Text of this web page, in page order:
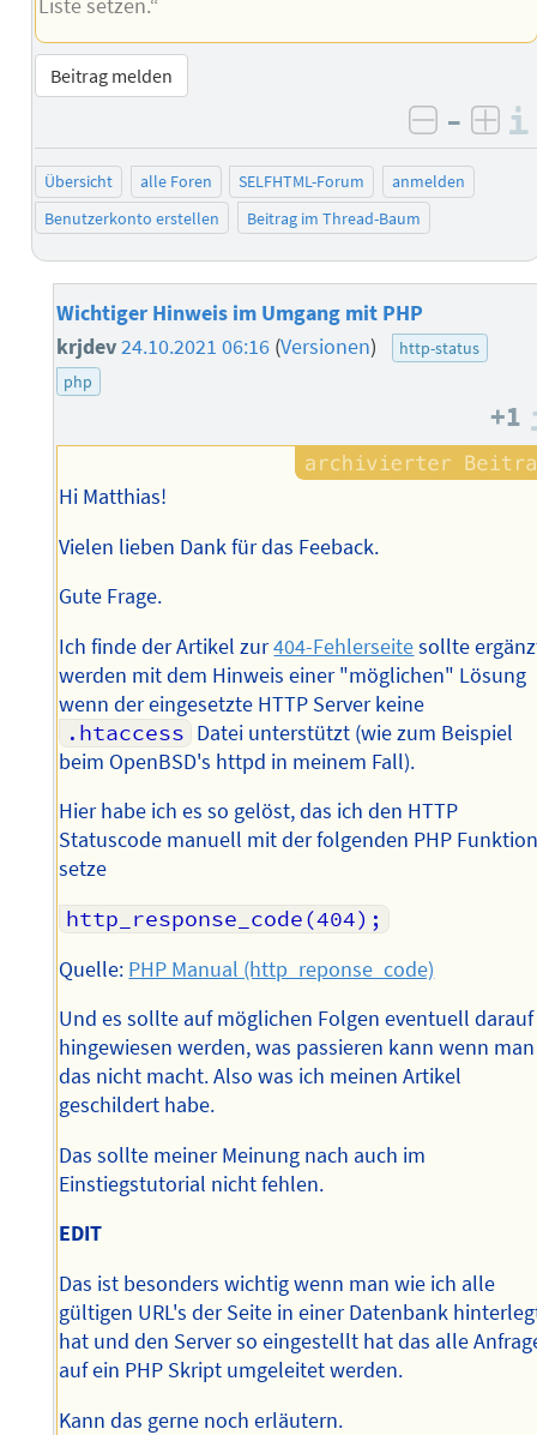
Liste setzen.“
Beitrag melden
negativ
–
Übersicht alle Foren SELFHTML-Forum
anmelden
Benutzerkonto erstellen
Beitrag im Thread-Baum
Wichtiger Hinweis im Umgang mit PHP
krjdev24.10.2021 06:16 (Versionen)
http-status
php
+1
Hi Matthias!
Vielen lieben Dank für das Feeback.
Gute Frage.
Ich finde der Artikel zur404-Fehlerseitesollte
werden mit dem Hinweis einer "möglichen" Lösung
wenn der eingesetzte HTTP Server keine
.htaccess Datei unterstützt (wie zum Beispiel
beim OpenBSD's httpd in meinem Fall).
Hier habe ich es so gelöst, das ich den HTTP
Statuscode manuell mit der folgenden PHP
setze
http_response_code(404);
Quelle: PHP Manual (http_reponse_code)
Und es sollte auf möglichen Folgen eventuell darauf
hingewiesen werden, was passieren kann wenn man
das nicht macht. Also was ich meinen Artikel
geschildert habe.
Das sollte meiner Meinung nach auch im
Einstiegstutorial nicht fehlen.
EDIT
Das ist besonders wichtig wenn man wie ich alle
gültigen URL's der Seite in einer Datenbank
hat und den Server so eingestellt hat das alle
auf ein PHP Skript umgeleitet werden.
Kann das gerne noch erläutern.